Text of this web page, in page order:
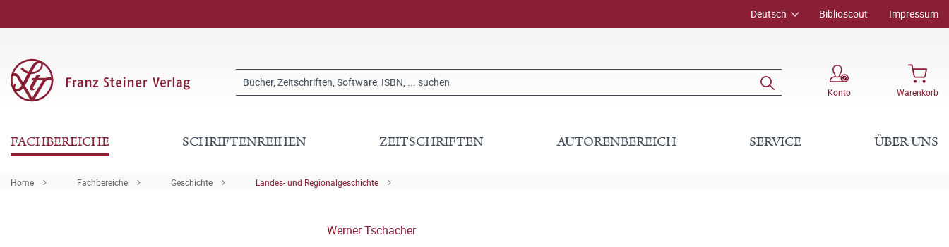
Deutsch Biblioscout Impressum
Konto Warenkorb
FACHBEREICHE SCHRIFTENREIHEN ZEITSCHRIFTEN AUTORENBEREICH SERVICE ÜBER UNS
Home Fachbereiche Geschichte Landes- und Regionalgeschichte
Werner Tschacher